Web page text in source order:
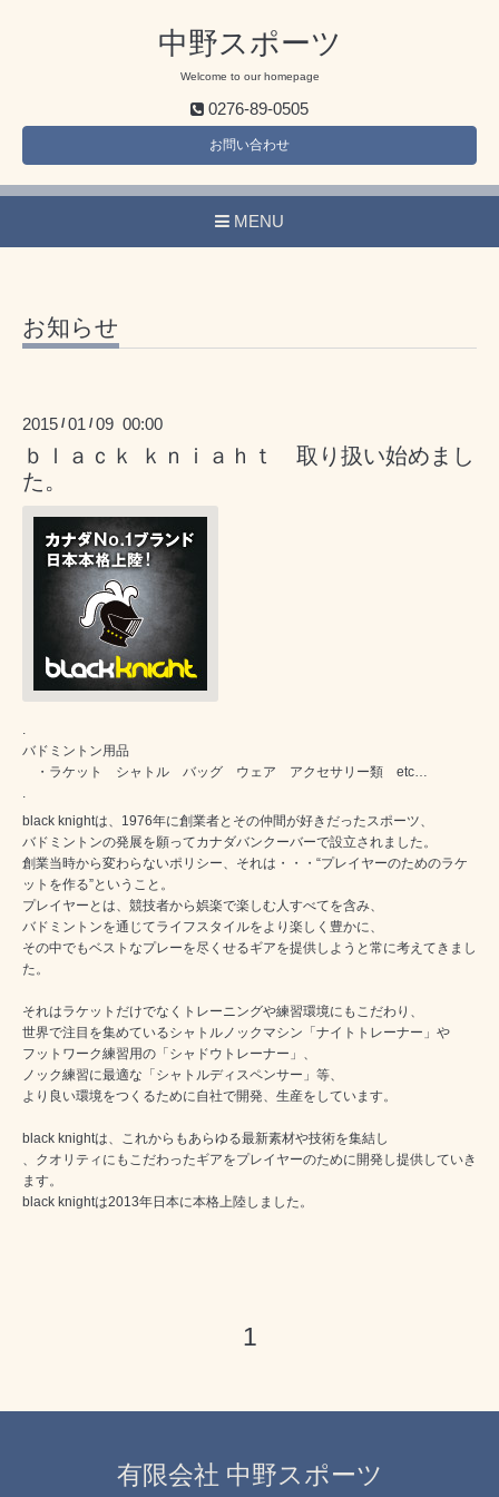
中野スポーツ
Welcome to our homepage
0276-89-0505
お問い合わせ
MENU
お知らせ
2015 /01 /09 00:00
ｂｌａｃｋ ｋｎｉａｈｔ 取り扱い始めまし
た。
バドミントン用品
・ラケット シャトル バッグ ウェア アクセサリー類 etc…
black knightは、1976年に創業者とその仲間が好きだったスポーツ、
バドミントンの発展を願ってカナダバンクーバーで設立されました。
創業当時から変わらないポリシー、それは・・・“プレイヤーのためのラケ
ットを作る”ということ。
プレイヤーとは、競技者から娯楽で楽しむ人すべてを含み、
バドミントンを通じてライフスタイルをより楽しく豊かに、
その中でもベストなプレーを尽くせるギアを提供しようと常に考えてきまし
た。
それはラケットだけでなくトレーニングや練習環境にもこだわり、
世界で注目を集めているシャトルノックマシン「ナイトトレーナー」や
フットワーク練習用の「シャドウトレーナー」、
ノック練習に最適な「シャトルディスペンサー」等、
より良い環境をつくるために自社で開発、生産をしています。
black knightは、これからもあらゆる最新素材や技術を集結し
、クオリティにもこだわったギアをプレイヤーのために開発し提供していき
ます。
black knightは2013年日本に本格上陸しました。
1
有限会社 中野スポーツ